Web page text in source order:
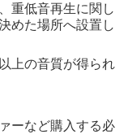
重低音再生に関し
めた場所へ設置し
上の音質が得られ
ーなど購入する必